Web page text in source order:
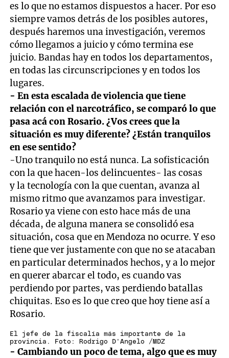
es lo que no estamos dispuestos a hacer. Por eso
siempre vamos detrás de los posibles autores,
después haremos una investigación, veremos
cómo llegamos a juicio y cómo termina ese
juicio. Bandas hay en todos los departamentos,
en todas las circunscripciones y en todos los
lugares.
- En esta escalada de violencia que tiene
relación con el narcotráfico, se comparó lo que
pasa acá con Rosario. ¿Vos crees que la
situación es muy diferente? ¿Están tranquilos
en ese sentido?
-Uno tranquilo no está nunca. La sofisticación
con la que hacen-los delincuentes- las cosas
y la tecnología con la que cuentan, avanza al
mismo ritmo que avanzamos para investigar.
Rosario ya viene con esto hace más de una
década, de alguna manera se consolidó esa
situación, cosa que en Mendoza no ocurre. Y eso
tiene que ver justamente con que no se atacaban
en particular determinados hechos, y a lo mejor
en querer abarcar el todo, es cuando vas
perdiendo por partes, vas perdiendo batallas
chiquitas. Eso es lo que creo que hoy tiene así a
Rosario.
El jefe de la fiscalía más importante de la
provincia. Foto: Rodrigo D'Angelo /MDZ
- Cambiando un poco de tema, algo que es muy